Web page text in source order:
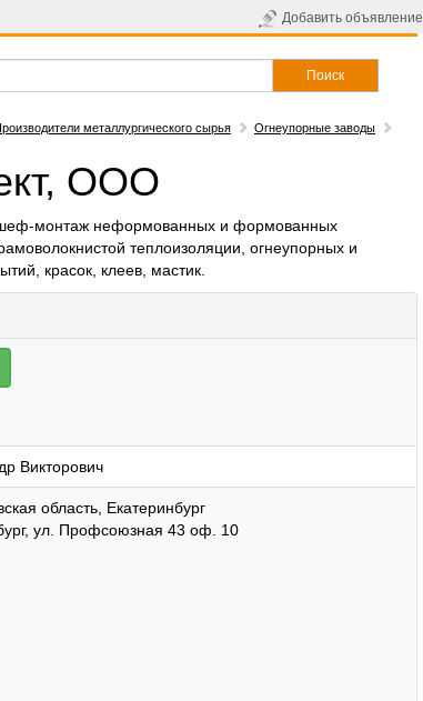
Добавить объявление
Поиск
металлургического сырья
Огнеупорные заводы
ООО
шеф-монтаж неформованных и формованных
теплоизоляции, огнеупорных и
красок, клеев, мастик.
Викторович
область, Екатеринбург
ул. Профсоюзная 43 оф. 10